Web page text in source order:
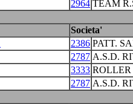
2964 TEAM
Societa'
2386 PATT.
2787 A.S.D.
3333 ROLLER
2787 A.S.D.